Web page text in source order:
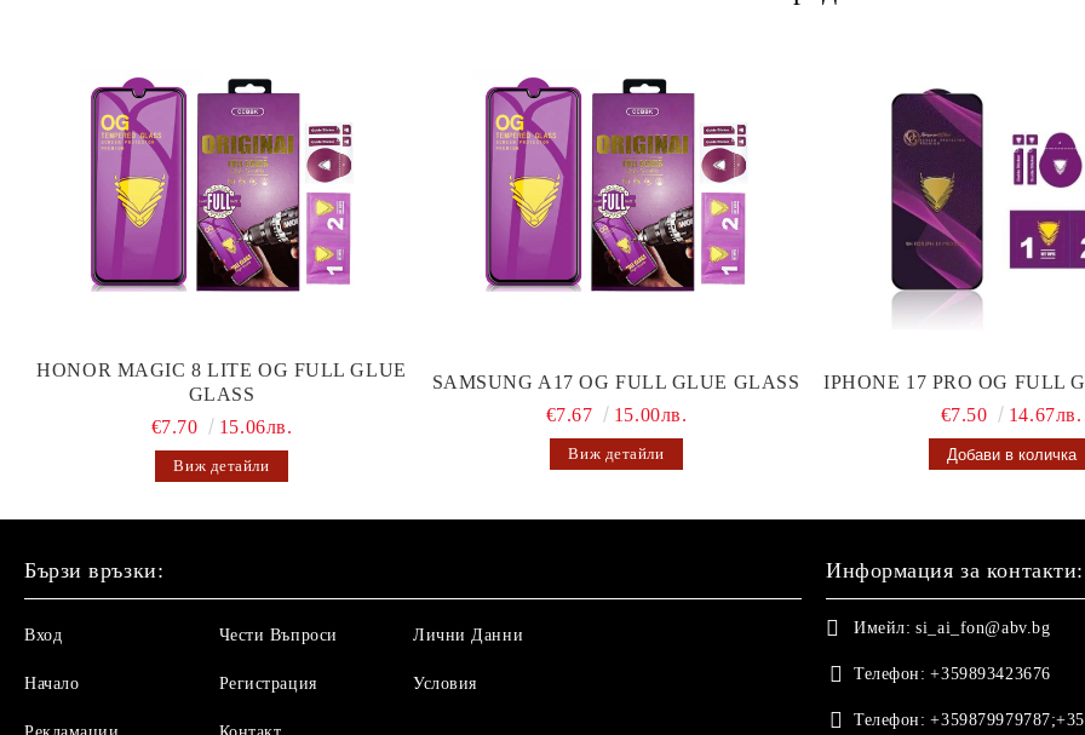
HONOR MAGIC 8 LITE OG FULL GLUE
GLASS
€7.70
15.06лв.
Виж детайли
SAMSUNG A17 OG FULL GLUE GLASS
€7.67
15.00лв.
Виж детайли
IPHONE 17 PRO OG FULL
€7.50
14.67лв.
Бързи връзки:
Вход
Начало
Чести Въпроси
Регистрация
Лични Данни
Условия
Информация за контакти:
Имейл: si_ai_fon@abv.bg
Телефон: +359893423676
Телефон: